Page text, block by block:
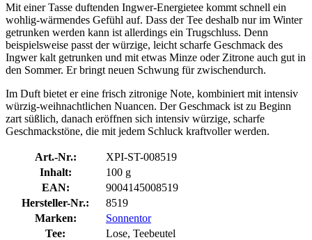
Mit einer Tasse duftenden Ingwer-Energietee kommt schnell ein
wohlig-wärmendes Gefühl auf. Dass der Tee deshalb nur im Winter
getrunken werden kann ist allerdings ein Trugschluss. Denn
beispielsweise passt der würzige, leicht scharfe Geschmack des
Ingwer kalt getrunken und mit etwas Minze oder Zitrone auch gut in
den Sommer. Er bringt neuen Schwung für zwischendurch.
Im Duft bietet er eine frisch zitronige Note, kombiniert mit intensiv
würzig-weihnachtlichen Nuancen. Der Geschmack ist zu Beginn
zart süßlich, danach eröffnen sich intensiv würzige, scharfe
Geschmackstöne, die mit jedem Schluck kraftvoller werden.
Art.-Nr.:
XPI-ST-008519
Inhalt:
100 g
EAN:
9004145008519
Hersteller-Nr.:
8519
Marken:
Sonnentor
Tee:
Lose, Teebeutel